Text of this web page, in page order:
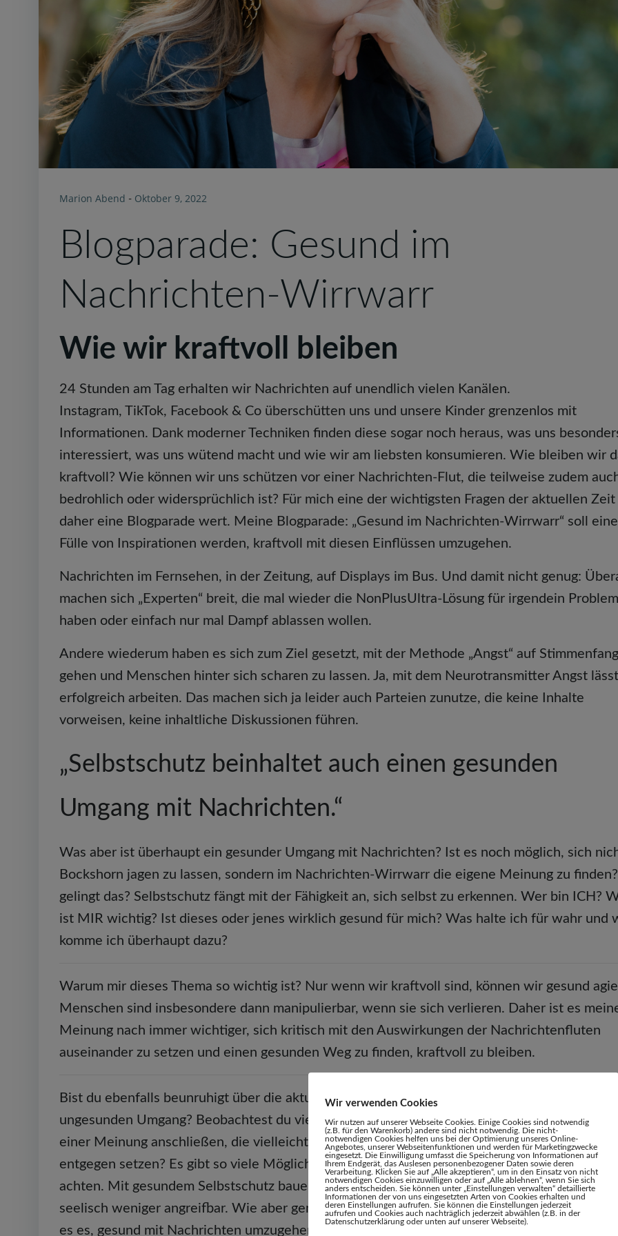
Marion Abend - Oktober 9, 2022
Blogparade: Gesund im
Nachrichten-Wirrwarr
Wie wir kraftvoll bleiben
24 Stunden am Tag erhalten wir Nachrichten auf unendlich vielen Kanälen.
Instagram, TikTok, Facebook & Co überschütten uns und unsere Kinder grenzenlos mit
Informationen. Dank moderner Techniken finden diese sogar noch heraus, was uns
interessiert, was uns wütend macht und wie wir am liebsten konsumieren. Wie bleiben wir
kraftvoll? Wie können wir uns schützen vor einer Nachrichten-Flut, die teilweise zudem
bedrohlich oder widersprüchlich ist? Für mich eine der wichtigsten Fragen der aktuellen Zeit
daher eine Blogparade wert. Meine Blogparade: „Gesund im Nachrichten-Wirrwarr“ soll eine
Fülle von Inspirationen werden, kraftvoll mit diesen Einflüssen umzugehen.
Nachrichten im Fernsehen, in der Zeitung, auf Displays im Bus. Und damit nicht genug:
machen sich „Experten“ breit, die mal wieder die NonPlusUltra-Lösung für irgendein Problem
haben oder einfach nur mal Dampf ablassen wollen.
Andere wiederum haben es sich zum Ziel gesetzt, mit der Methode „Angst“ auf
gehen und Menschen hinter sich scharen zu lassen. Ja, mit dem Neurotransmitter Angst
erfolgreich arbeiten. Das machen sich ja leider auch Parteien zunutze, die keine Inhalte
vorweisen, keine inhaltliche Diskussionen führen.
„Selbstschutz beinhaltet auch einen gesunden
Umgang mit Nachrichten.“
Was aber ist überhaupt ein gesunder Umgang mit Nachrichten? Ist es noch möglich, sich
Bockshorn jagen zu lassen, sondern im Nachrichten-Wirrwarr die eigene Meinung zu
gelingt das? Selbstschutz fängt mit der Fähigkeit an, sich selbst zu erkennen. Wer bin ICH?
ist MIR wichtig? Ist dieses oder jenes wirklich gesund für mich? Was halte ich für wahr und
komme ich überhaupt dazu?
Warum mir dieses Thema so wichtig ist? Nur wenn wir kraftvoll sind, können wir gesund
Menschen sind insbesondere dann manipulierbar, wenn sie sich verlieren. Daher ist es
Meinung nach immer wichtiger, sich kritisch mit den Auswirkungen der Nachrichtenfluten
auseinander zu setzen und einen gesunden Weg zu finden, kraftvoll zu bleiben.
Bist du ebenfalls beunruhigt über die aktuelle Nachrichtenflut und beobachtest einen
ungesunden Umgang? Beobachtest du vielleicht mit Sorge, dass sich viele Menschen zu
einer Meinung anschließen, die vielleicht gar nicht ihre eigene ist? Was möchtest du dem
entgegen setzen? Es gibt so viele Möglichkeiten, in gesunder Weise auf sich und andere zu
achten. Mit gesundem Selbstschutz bauen wir unser seelisches Immunsystem auf und sind
seelisch weniger angreifbar. Wie aber genau gelingt das deiner Meinung nach? Wie
es es, gesund mit Nachrichten umzugehen?
Wir verwenden Cookies
Wir nutzen auf unserer Webseite Cookies. Einige Cookies sind notwendig
(z.B. für den Warenkorb) andere sind nicht notwendig. Die nicht-
notwendigen Cookies helfen uns bei der Optimierung unseres Online-
Angebotes, unserer Webseitenfunktionen und werden für Marketingzwecke
eingesetzt. Die Einwilligung umfasst die Speicherung von Informationen auf
Ihrem Endgerät, das Auslesen personenbezogener Daten sowie deren
Verarbeitung. Klicken Sie auf „Alle akzeptieren“, um in den Einsatz von nicht
notwendigen Cookies einzuwilligen oder auf „Alle ablehnen“, wenn Sie sich
anders entscheiden. Sie können unter „Einstellungen verwalten“ detaillierte
Informationen der von uns eingesetzten Arten von Cookies erhalten und
deren Einstellungen aufrufen. Sie können die Einstellungen jederzeit
aufrufen und Cookies auch nachträglich jederzeit abwählen (z.B. in der
Datenschutzerklärung oder unten auf unserer Webseite).